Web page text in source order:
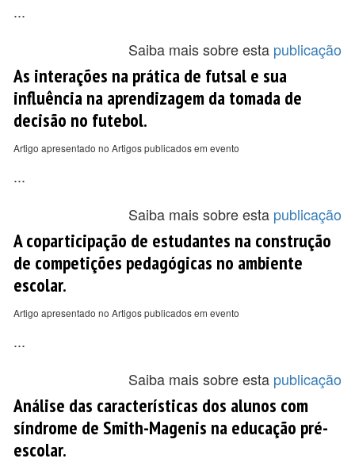
...
Saiba mais sobre esta publicação
As interações na prática de futsal e sua
influência na aprendizagem da tomada de
decisão no futebol.
Artigo apresentado no Artigos publicados em evento
...
Saiba mais sobre esta publicação
A coparticipação de estudantes na construção
de competições pedagógicas no ambiente
escolar.
Artigo apresentado no Artigos publicados em evento
...
Saiba mais sobre esta publicação
Análise das características dos alunos com
síndrome de Smith-Magenis na educação pré-
escolar.